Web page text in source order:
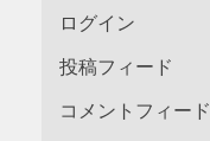
ログイン
投稿フィード
コメントフィード